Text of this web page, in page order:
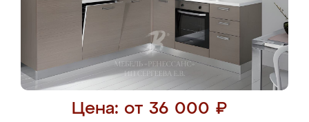
Цена: от 36 000 ₽